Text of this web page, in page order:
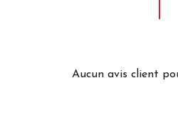
Aucun avis client